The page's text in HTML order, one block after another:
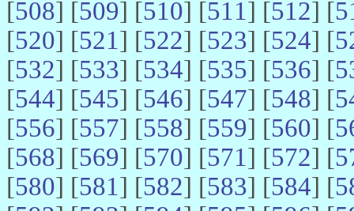
[508] [509] [510] [511] [512] [
[520] [521] [522] [523] [524] [
[532] [533] [534] [535] [536] [
[544] [545] [546] [547] [548] [
[556] [557] [558] [559] [560] [
[568] [569] [570] [571] [572] [
[580] [581] [582] [583] [584] [